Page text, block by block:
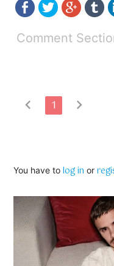
Comment
chevron_left 1 chevron_right
You have tolog in or